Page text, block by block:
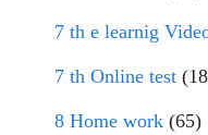
7 th e learnig
7 th Online test
8 Home work (65)